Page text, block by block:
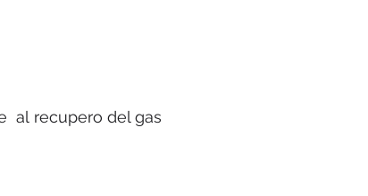
al recupero del gas